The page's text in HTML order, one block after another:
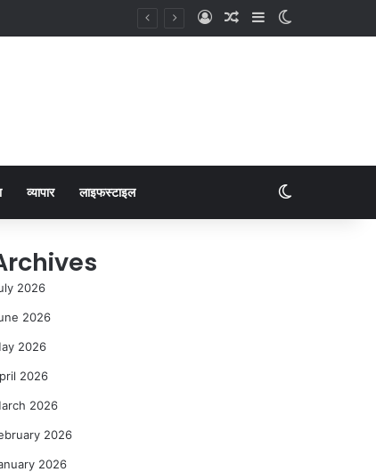
व्यापार लाइफस्टाइल
2026
2026
2026
2026
2026
2026
2026